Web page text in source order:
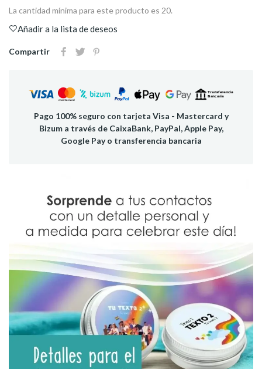
La cantidad mínima para este producto es 20.
Añadir a la lista de deseos
Compartir
Pago 100% seguro con tarjeta Visa - Mastercard y
Bizum a través de CaixaBank, PayPal, Apple Pay,
Google Pay o transferencia bancaria